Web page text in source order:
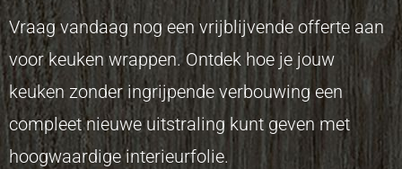
Vraag vandaag nog een vrijblijvende offerte aan
voor keuken wrappen. Ontdek hoe je jouw
keuken zonder ingrijpende verbouwing een
compleet nieuwe uitstraling kunt geven met
hoogwaardige interieurfolie.